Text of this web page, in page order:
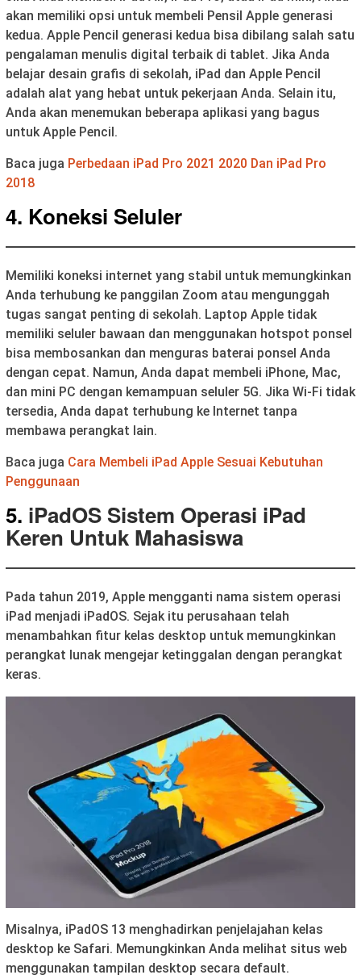
akan memiliki opsi untuk membeli Pensil Apple generasi
kedua. Apple Pencil generasi kedua bisa dibilang salah satu
pengalaman menulis digital terbaik di tablet. Jika Anda
belajar desain grafis di sekolah, iPad dan Apple Pencil
adalah alat yang hebat untuk pekerjaan Anda. Selain itu,
Anda akan menemukan beberapa aplikasi yang bagus
untuk Apple Pencil.
Baca juga Perbedaan iPad Pro 2021 2020 Dan iPad Pro
2018
4. Koneksi Seluler
Memiliki koneksi internet yang stabil untuk memungkinkan
Anda terhubung ke panggilan Zoom atau mengunggah
tugas sangat penting di sekolah. Laptop Apple tidak
memiliki seluler bawaan dan menggunakan hotspot ponsel
bisa membosankan dan menguras baterai ponsel Anda
dengan cepat. Namun, Anda dapat membeli iPhone, Mac,
dan mini PC dengan kemampuan seluler 5G. Jika Wi-Fi tidak
tersedia, Anda dapat terhubung ke Internet tanpa
membawa perangkat lain.
Baca juga Cara Membeli iPad Apple Sesuai Kebutuhan
Penggunaan
5. iPadOS Sistem Operasi iPad
Keren Untuk Mahasiswa
Pada tahun 2019, Apple mengganti nama sistem operasi
iPad menjadi iPadOS. Sejak itu perusahaan telah
menambahkan fitur kelas desktop untuk memungkinkan
perangkat lunak mengejar ketinggalan dengan perangkat
keras.
Misalnya, iPadOS 13 menghadirkan penjelajahan kelas
desktop ke Safari. Memungkinkan Anda melihat situs web
menggunakan tampilan desktop secara default.